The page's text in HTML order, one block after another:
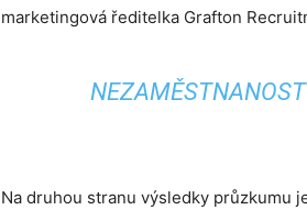
marketingová ředitelka Grafton
Na druhou stranu výsledky průzkumu